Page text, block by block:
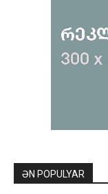
ƏN POPULYAR